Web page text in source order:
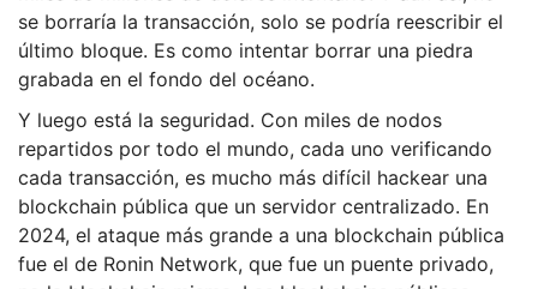
se borraría la transacción, solo se podría reescribir el
último bloque. Es como intentar borrar una piedra
grabada en el fondo del océano.
Y luego está la seguridad. Con miles de nodos
repartidos por todo el mundo, cada uno verificando
cada transacción, es mucho más difícil hackear una
blockchain pública que un servidor centralizado. En
2024, el ataque más grande a una blockchain pública
fue el de Ronin Network, que fue un puente privado,